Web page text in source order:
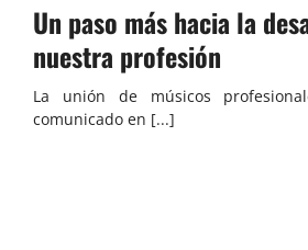
Un paso más hacia la
nuestra profesión
La unión de músicos
comunicado en [...]